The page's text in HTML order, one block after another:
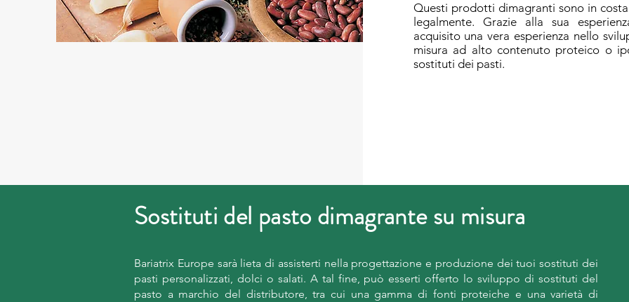
Questi prodotti dimagranti sono in
legalmente. Grazie alla sua
acquisito una vera esperienza nello
misura ad alto contenuto proteico o
sostituti dei pasti.
Sostituti del pasto dimagrante su misura
Bariatrix Europe sarà lieta di assisterti nella progettazione e produzione dei tuoi sostituti dei
pasti personalizzati, dolci o salati. A tal fine, può esserti offerto lo sviluppo di sostituti del
pasto a marchio del distributore, tra cui una gamma di fonti proteiche e una varietà di